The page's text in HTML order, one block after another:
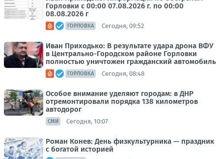
Горловки с 00:00 07.08.2026 г. по 00:00
08.08.2026 г
ГОРЛОВКА Сегодня, 09:52
Иван Приходько: В результате удара дрона ВФУ
в Центрально-Городском районе Горловки
полностью уничтожен гражданский автомобиль
ГОРЛОВКА Сегодня, 08:48
Особое внимание уделяют городам: в ДНР
отремонтировали порядка 138 километров
автодорог
СМИ Сегодня, 10:07
Роман Конев: День физкультурника — праздник
с богатой историей